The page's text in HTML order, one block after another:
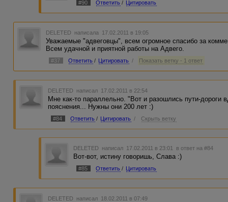
#90 Ответить / Цитировать
DELETED написала 17.02.2011 в 19:05
Уважаемые "адвеговцы", всем огромное спасибо за
Всем удачной и приятной работы на Адвего.
#37 Ответить / Цитировать / Показать ветку - 1 ответ
DELETED написал 17.02.2011 в 22:54
Мне как-то параллельно. "Вот и разошлись пути-дороги
пояснения... Нужны они 200 лет :)
#84 Ответить / Цитировать / Скрыть ветку
DELETED написал 17.02.2011 в 23:01 в ответ на #84
Вот-вот, истину говоришь, Слава :)
#85 Ответить / Цитировать
DELETED написал 18.02.2011 в 07:49